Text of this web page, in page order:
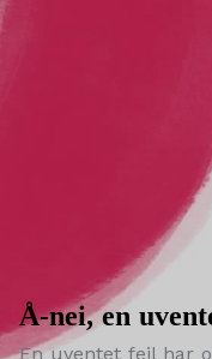
Å-nei, en
En uventet feil har